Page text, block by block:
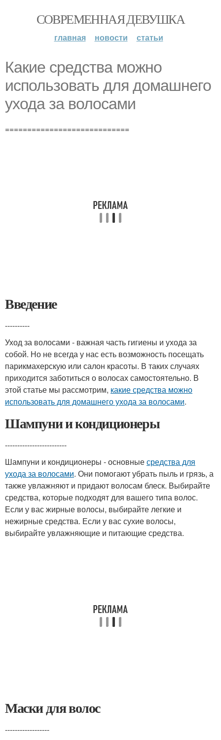
СОВРЕМЕННАЯ ДЕВУШКА
главная новости статьи
Какие средства можно
использовать для домашнего
ухода за волосами
============================
Введение
----------
Уход за волосами - важная часть гигиены и ухода за
собой. Но не всегда у нас есть возможность посещать
парикмахерскую или салон красоты. В таких случаях
приходится заботиться о волосах самостоятельно. В
этой статье мы рассмотрим, какие средства можно
использовать для домашнего ухода за волосами.
Шампуни и кондиционеры
-------------------------
Шампуни и кондиционеры - основныесредства для
ухода за волосами. Они помогают убрать пыль и грязь, а
также увлажняют и придают волосам блеск. Выбирайте
средства, которые подходят для вашего типа волос.
Если у вас жирные волосы, выбирайте легкие и
нежирные средства. Если у вас сухие волосы,
выбирайте увлажняющие и питающие средства.
Маски для волос
------------------